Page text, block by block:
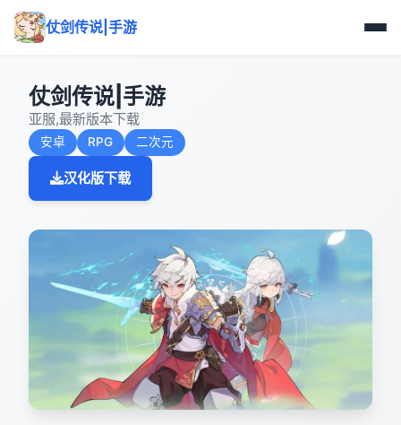
仗剑传说|手游
仗剑传说|手游
亚服,最新版本下载
安卓 RPG 二次元
汉化版下载